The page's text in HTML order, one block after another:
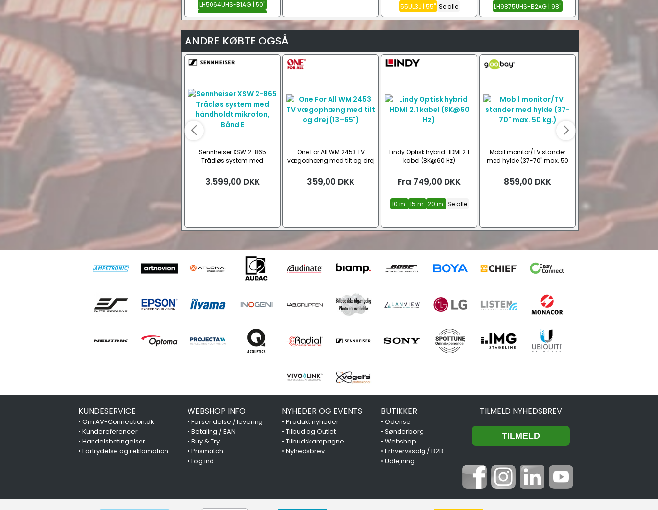
LH5064UHS-B1AG | 50"
LH5564UHS-B1AG | 55"
55UL3J | 55" Se alle
LH9875UHS-B2AG | 98"
N3861K | 86"
ANDRE KØBTE OGSÅ
Sennheiser XSW 2-865
Trådløs system med
3.599,00 DKK
One For All WM 2453 TV
vægophæng med tilt og drej
359,00 DKK
Lindy Optisk hybrid HDMI 2.1
kabel (8K@60 Hz)
Fra 749,00 DKK
10 m. 15 m. 20 m. Se alle
Mobil monitor/TV stander
med hylde (37-70" max. 50
859,00 DKK
konference soundbar
10.590,00
KUNDESERVICE
• Om AV-Connection.dk
• Kundereferencer
• Handelsbetingelser
• Fortrydelse og reklamation
WEBSHOP INFO
• Forsendelse / levering
• Betaling / EAN
• Buy & Try
• Prismatch
• Log ind
NYHEDER OG EVENTS
• Produkt nyheder
• Tilbud og Outlet
• Tilbudskampagne
• Nyhedsbrev
BUTIKKER
•Odense
•Sønderborg
•Webshop
•Erhvervssalg / B2B
•Udlejning
TILMELD NYHEDSBREV